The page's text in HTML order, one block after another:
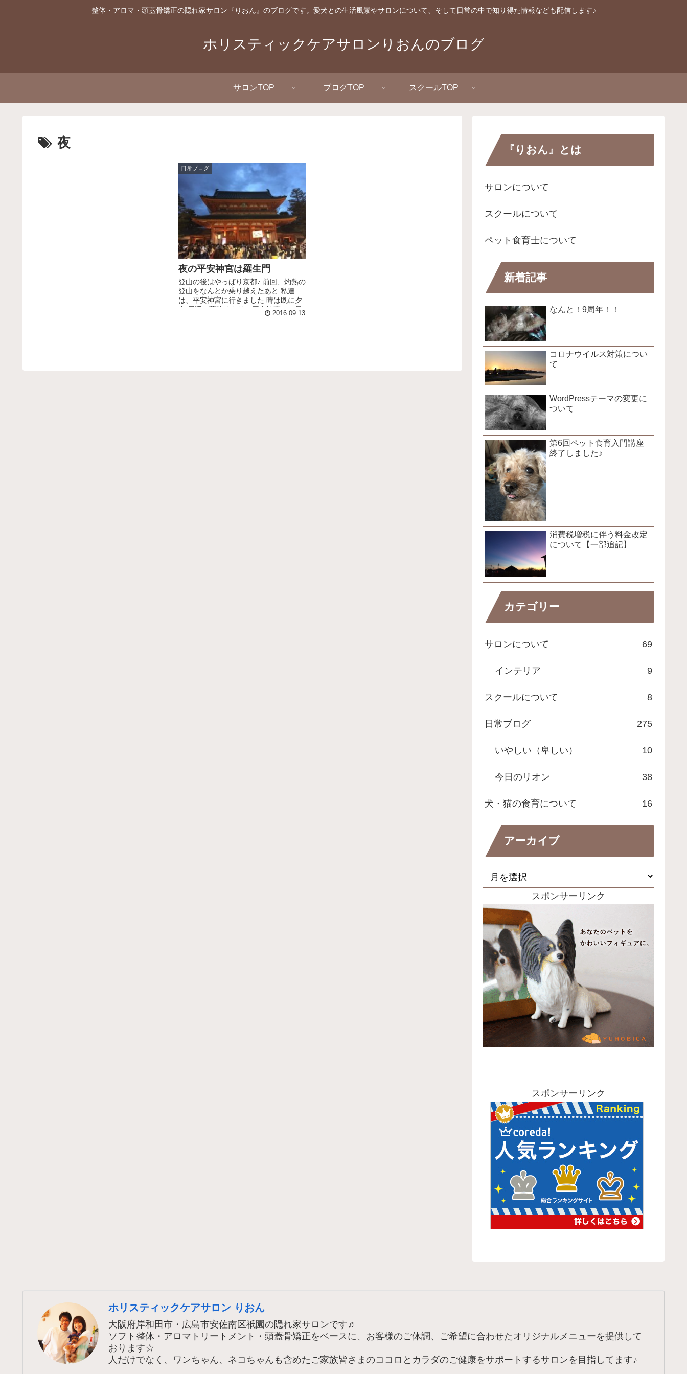
整体・アロマ・頭蓋骨矯正の隠れ家サロン『りおん』のブログです。愛犬との生活風景やサロンについて、そして日常の中で知り得た情報なども配信します♪
ホリスティックケアサロンりおんのブログ
サロンTOP ブログTOP スクールTOP
夜
日常ブログ
夜の平安神宮は羅生門
登山の後はやっぱり京都♪ 前回、灼熱の
登山をなんとか乗り越えたあと 私達
は、平安神宮に行きました 時は既に夕
方 周辺は薄暗くなり、平安神宮はお昼
とは違う顔を見せ始めます 実はこの日
2016.09.13
『りおん』とは
サロンについて
スクールについて
ペット食育士について
新着記事
なんと！9周年！！
コロナウイルス対策につい
て
WordPressテーマの変更に
ついて
第6回ペット食育入門講座
終了しました♪
消費税増税に伴う料金改定
について【一部追記】
カテゴリー
サロンについて 69
インテリア 9
スクールについて 8
日常ブログ 275
いやしい（卑しい） 10
今日のリオン 38
犬・猫の食育について 16
アーカイブ
スポンサーリンク
スポンサーリンク
ホリスティックケアサロン りおん
大阪府岸和田市・広島市安佐南区祇園の隠れ家サロンです♬
ソフト整体・アロマトリートメント・頭蓋骨矯正をベースに、お客様のご体調、ご希望に合わせたオリジナルメニューを提供して
おります☆
人だけでなく、ワンちゃん、ネコちゃんも含めたご家族皆さまのココロとカラダのご健康をサポートするサロンを目指してます♪